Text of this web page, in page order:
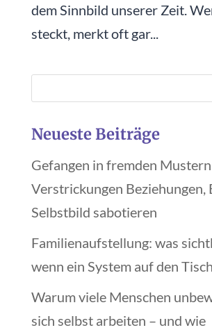
dem Sinnbild unserer Zeit.
steckt, merkt oft gar...
Neueste Beiträge
Gefangen in fremden
Verstrickungen Beziehungen,
Selbstbild sabotieren
Familienaufstellung: was
wenn ein System auf den
Warum viele Menschen
sich selbst arbeiten – und wie